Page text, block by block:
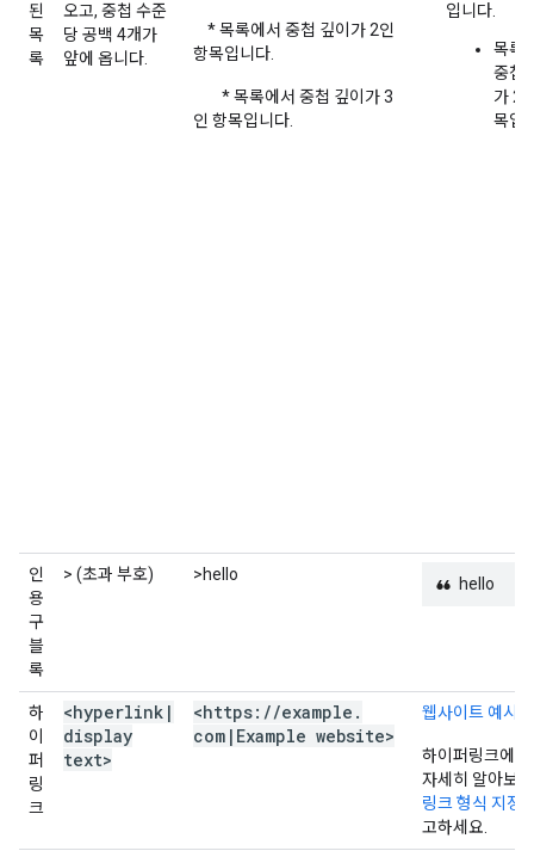
된
목
록
오고, 중첩 수준
당 공백 4개가
앞에 옵니다.
* 목록에서 중첩 깊이가 2인
항목입니다.
* 목록에서 중첩 깊이가 3
인 항목입니다.
입니다.
목록
중첩
가 2
목입
인
용
구
블
록
> (초과 부호) >hello hello
하
이
퍼
링
크
<hyperlink |
display
text>
<https: //example .
com | Example website>
웹사이트 예시
하이퍼링크에
자세히 알아보
링크 형식 지정
고하세요.